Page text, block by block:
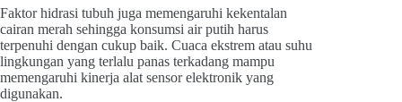
Faktor hidrasi tubuh juga memengaruhi kekentalan
cairan merah sehingga konsumsi air putih harus
terpenuhi dengan cukup baik. Cuaca ekstrem atau suhu
lingkungan yang terlalu panas terkadang mampu
memengaruhi kinerja alat sensor elektronik yang
digunakan.